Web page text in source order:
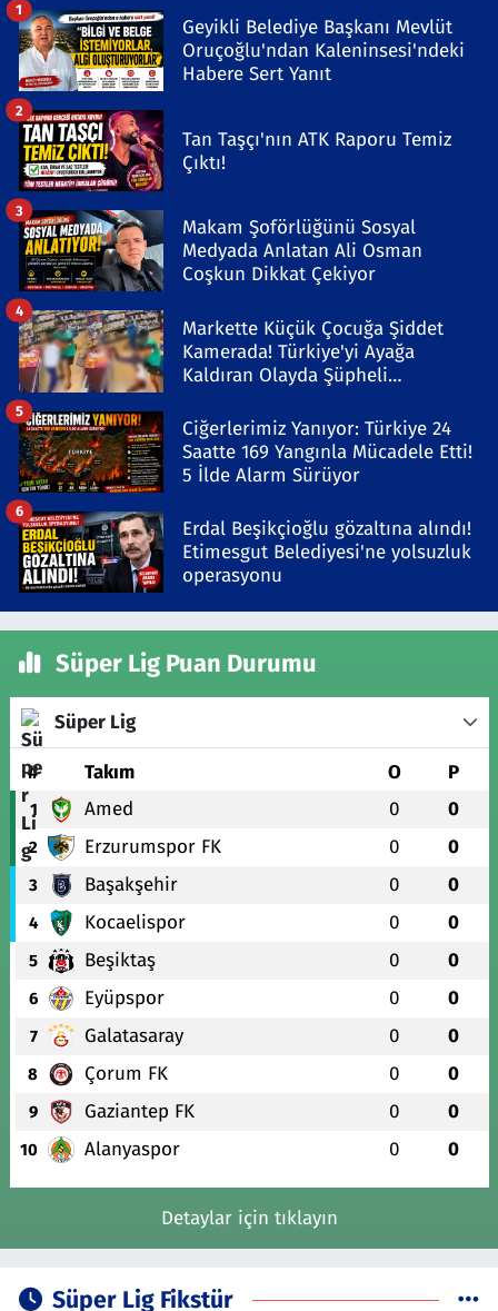
Geyikli Belediye Başkanı Mevlüt
Oruçoğlu'ndan Kaleninsesi'ndeki
Habere Sert Yanıt
1
Tan Taşçı'nın ATK Raporu Temiz
Çıktı!
2
Makam Şoförlüğünü Sosyal
Medyada Anlatan Ali Osman
Coşkun Dikkat Çekiyor
3
Markette Küçük Çocuğa Şiddet
Kamerada! Türkiye'yi Ayağa
Kaldıran Olayda Şüpheli
4
Ciğerlerimiz Yanıyor: Türkiye 24
Saatte 169 Yangınla Mücadele Etti!
5 İlde Alarm Sürüyor
5
Erdal Beşikçioğlu gözaltına alındı!
Etimesgut Belediyesi'ne yolsuzluk
operasyonu
6
Süper Lig Puan Durumu
Süper Lig
# Takım O P
1 Amed 0 0
2 Erzurumspor FK 0 0
3 Başakşehir 0 0
4 Kocaelispor 0 0
5 Beşiktaş 0 0
6 Eyüpspor 0 0
7 Galatasaray 0 0
8 Çorum FK 0 0
9 Gaziantep FK 0 0
10 Alanyaspor 0 0
Detaylar için tıklayın
Süper Lig Fikstür